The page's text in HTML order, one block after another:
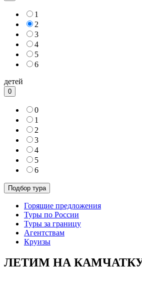
1
2
3
4
5
6
детей
0
0
1
2
3
4
5
6
Горящие предложения
Туры по России
Туры за границу
Агентствам
Круизы
ЛЕТИМ НА